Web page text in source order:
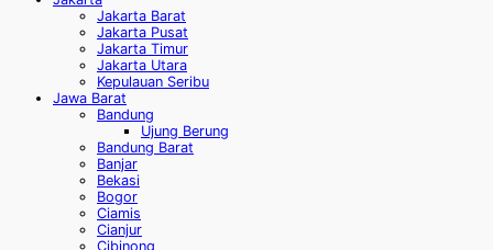
Jakarta Barat
Jakarta Pusat
Jakarta Timur
Jakarta Utara
Kepulauan Seribu
Jawa Barat
Bandung
Ujung Berung
Bandung Barat
Banjar
Bekasi
Bogor
Ciamis
Cianjur
Cibinong